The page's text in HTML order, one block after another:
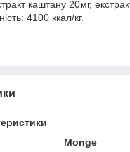
каштану 20мг,
4100 ккал/кг.
Monge